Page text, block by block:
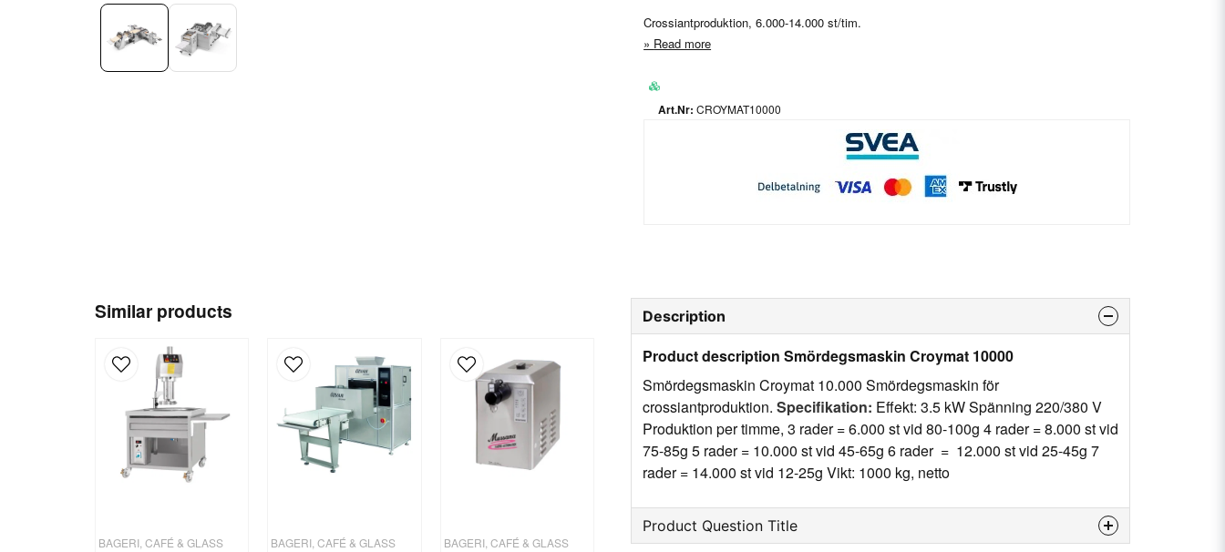
Crossiantproduktion, 6.000-14.000 st/tim.
Read more
CROYMAT10000
Similar products
BAGERI, CAFÉ & GLASS
BAGERI, CAFÉ & GLASS
BAGERI, CAFÉ & GLASS
Description
Product description Smördegsmaskin Croymat 10000
Smördegsmaskin Croymat 10.000 Smördegsmaskin för
crossiantproduktion. Specifikation: Effekt: 3.5 kW Spänning 220/380 V
Produktion per timme, 3 rader = 6.000 st vid 80-100g 4 rader = 8.000 st vid
75-85g 5 rader = 10.000 st vid 45-65g 6 rader = 12.000 st vid 25-45g 7
rader = 14.000 st vid 12-25g Vikt: 1000 kg, netto
Product Question Title